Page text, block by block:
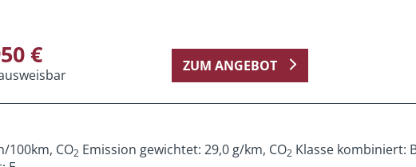
€ ZUM ANGEBOT
100km, CO2 Emission gewichtet: 29,0 g/km, CO2 Klasse kombiniert: